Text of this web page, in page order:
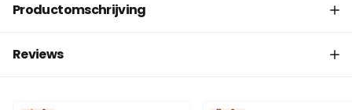
Productomschrijving
Reviews